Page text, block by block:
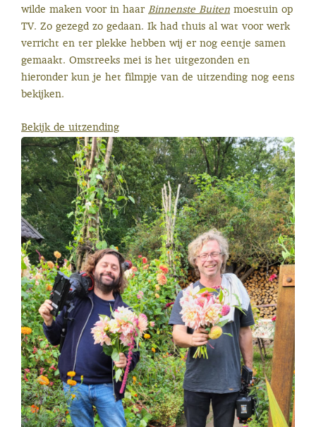
wilde maken voor in haar Binnenste Buiten moestuin op
TV. Zo gezegd zo gedaan. Ik had thuis al wat voor werk
verricht en ter plekke hebben wij er nog eentje samen
gemaakt. Omstreeks mei is het uitgezonden en
hieronder kun je het filmpje van de uitzending nog eens
bekijken.
Bekijk de uitzending